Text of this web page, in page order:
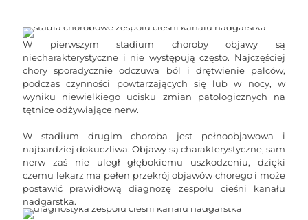
W pierwszym stadium choroby objawy są
niecharakterystyczne i nie występują często. Najczęściej
chory sporadycznie odczuwa ból i drętwienie palców,
podczas czynności powtarzających się lub w nocy, w
wyniku niewielkiego ucisku zmian patologicznych na
tętnice odżywiające nerw.
W stadium drugim choroba jest pełnoobjawowa i
najbardziej dokuczliwa. Objawy są charakterystyczne, sam
nerw zaś nie uległ głębokiemu uszkodzeniu, dzięki
czemu lekarz ma pełen przekrój objawów chorego i może
postawić prawidłową diagnozę zespołu cieśni kanału
nadgarstka.